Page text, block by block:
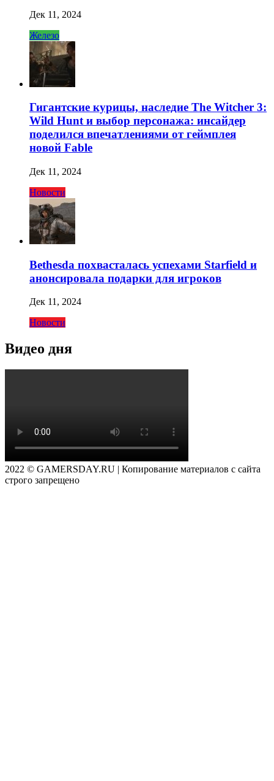
Дек 11, 2024
Железо
Гигантские курицы, наследие The Witcher 3:
Wild Hunt и выбор персонажа: инсайдер
поделился впечатлениями от геймплея
новой Fable
Дек 11, 2024
Новости
Bethesda похвасталась успехами Starfield и
анонсировала подарки для игроков
Дек 11, 2024
Новости
Видео дня
2022 © GAMERSDAY.RU | Копирование материалов с сайта
строго запрещено